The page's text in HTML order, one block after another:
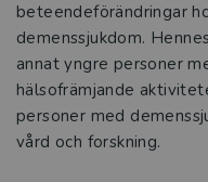
beteendeförändringar
demenssjukdom.
annat yngre personer
hälsofrämjande
personer med
vård och forskning.